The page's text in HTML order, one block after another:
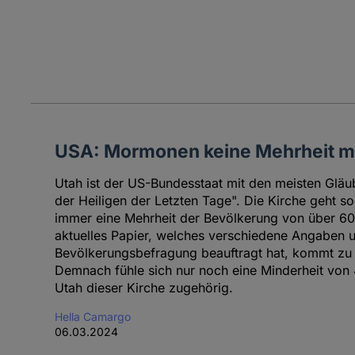
USA: Mormonen keine Mehrheit
Utah ist der US-Bundesstaat mit den meisten
der Heiligen der Letzten Tage". Die Kirche geht
immer eine Mehrheit der Bevölkerung von über
aktuelles Papier, welches verschiedene Angaben
Bevölkerungsbefragung beauftragt hat, kommt zu
Demnach fühle sich nur noch eine Minderheit
Utah dieser Kirche zugehörig.
Hella Camargo
06.03.2024